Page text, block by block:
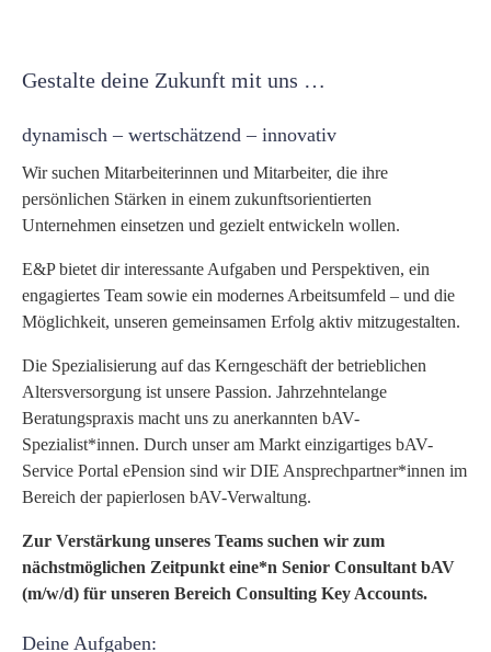
Gestalte deine Zukunft mit uns …
dynamisch – wertschätzend – innovativ
Wir suchen Mitarbeiterinnen und Mitarbeiter, die ihre
persönlichen Stärken in einem zukunftsorientierten
Unternehmen einsetzen und gezielt entwickeln wollen.
E&P bietet dir interessante Aufgaben und Perspektiven, ein
engagiertes Team sowie ein modernes Arbeitsumfeld – und die
Möglichkeit, unseren gemeinsamen Erfolg aktiv mitzugestalten.
Die Spezialisierung auf das Kerngeschäft der betrieblichen
Altersversorgung ist unsere Passion. Jahrzehntelange
Beratungspraxis macht uns zu anerkannten bAV-
Spezialist*innen. Durch unser am Markt einzigartiges bAV-
Service Portal ePension sind wir DIE Ansprechpartner*innen im
Bereich der papierlosen bAV-Verwaltung.
Zur Verstärkung unseres Teams suchen wir zum
nächstmöglichen Zeitpunkt eine*n Senior Consultant bAV
(m/w/d) für unseren Bereich Consulting Key Accounts.
Deine Aufgaben: